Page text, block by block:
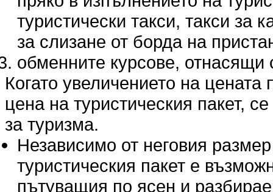
туристически такси, такси за
за слизане от борда на
обменните курсове, отнасящи
Когато увеличението на
цена на туристическия пакет,
за туризма.
Независимо от неговия
туристическия пакет е
пътуващия по ясен и